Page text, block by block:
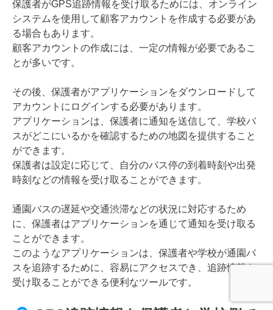
保護者がGPS追跡情報を受け取るためには、オンライン
システムを使用して顧客アカウントを作成する必要があ
る場合もあります。
顧客アカウントの作成には、一定の情報が必要であるこ
とが多いです。
その後、保護者がアプリケーションをダウンロードして
アカウントにログインする必要があります。
アプリケーションは、保護者に通知を送信して、学校バ
スがどこにいるかを確認するための地図を提供すること
ができます。
保護者は設定に応じて、自分のバス停の到着時刻や出発
時刻などの情報を受け取ることができます。
通園バスの遅延や交通渋滞などの状況に対応するため
に、保護者はアプリケーションを通じて通知を受け取る
ことができます。
このようなアプリケーションは、保護者や学校が通園バ
スを追跡するために、容易にアクセスでき、追跡情報を
受け取ることができる便利なツールです。